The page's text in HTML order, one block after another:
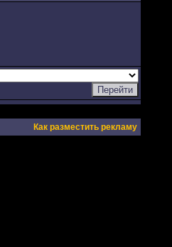
Как разместить рекламу